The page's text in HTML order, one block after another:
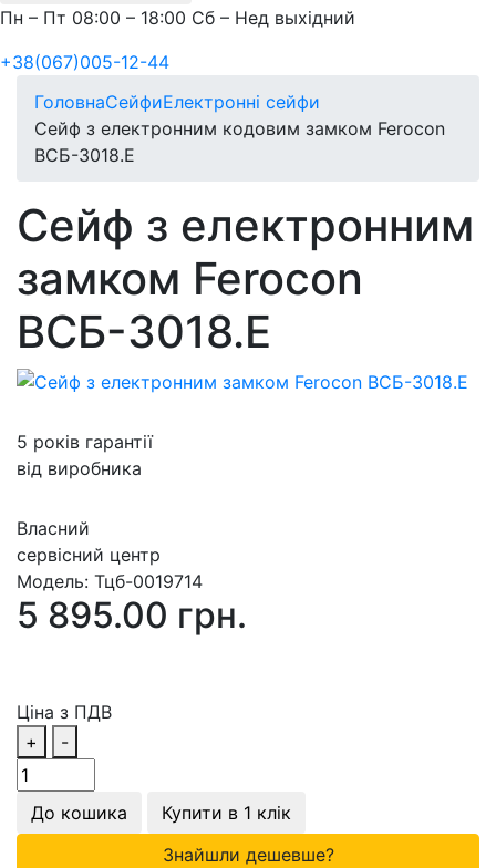
Пн – Пт 08:00 – 18:00 Сб – Нед выхідний
+38(067)005-12-44
ГоловнаСейфиЕлектронні сейфи
Сейф з електронним кодовим замком Ferocon
ВСБ-3018.Е
Сейф з електронним
замком Ferocon
ВСБ-3018.Е
5 років гарантії
від виробника
Власний
сервісний центр
Модель: Тцб-0019714
5 895.00 грн.
Ціна з ПДВ
+
-
До кошика
Купити в 1 клік
Знайшли дешевше?